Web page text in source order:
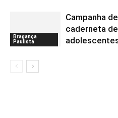
Bragança
Paulista
Campanha
caderneta